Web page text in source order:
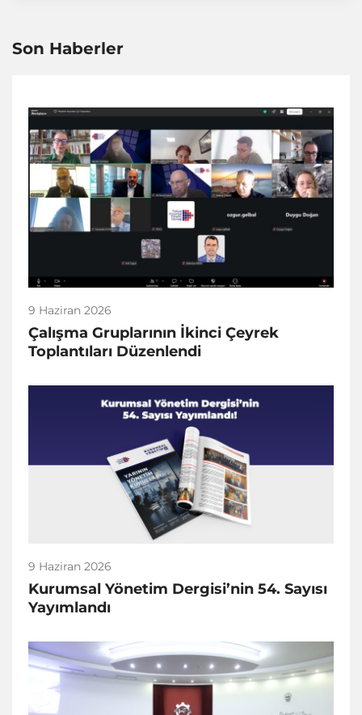
Son Haberler
9 Haziran 2026
Çalışma Gruplarının İkinci Çeyrek
Toplantıları Düzenlendi
9 Haziran 2026
Kurumsal Yönetim Dergisi’nin 54. Sayısı
Yayımlandı